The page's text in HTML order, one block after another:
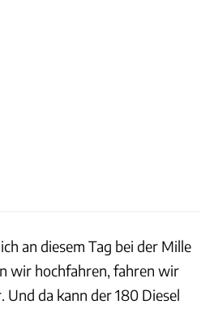
an diesem Tag bei der Mille
wir hochfahren, fahren wir
da kann der 180 Diesel